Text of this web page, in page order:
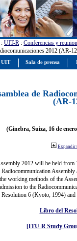
: UIT-R : Conferencias y
2012 (AR-
de
(AR-
(Ginebra, Suiza, 16 de
Expandir
2012 will be held
working methods of the
to the
Resolution 6 (Kyoto, 1994)
Libro del
[ITU-R Study
UIT Sala de prensa